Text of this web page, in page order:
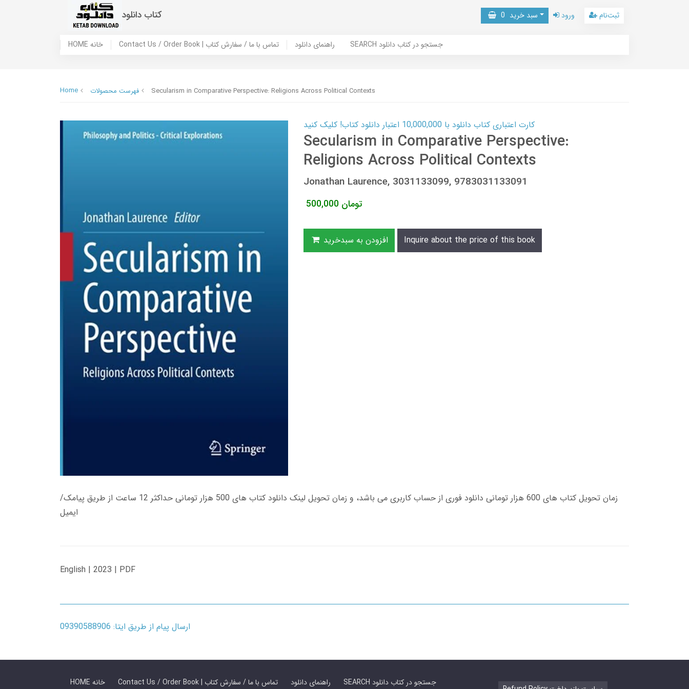
کتاب دانلود سبد خرید 0 ورود ثبت‌نام
HOME خانه Contact Us / Order Book | تماس با ما / سفارش کتاب راهنمای دانلود SEARCH جستجو در کتاب دانلود
Home فهرست محصولات Secularism in Comparative Perspective: Religions Across Political Contexts
کارت اعتباری کتاب دانلود با 10,000,000 اعتبار دانلود کتاب! کلیک کنید
Secularism in Comparative Perspective:
Religions Across Political Contexts
Jonathan Laurence, 3031133099, 9783031133091
500,000 تومان
افزودن به سبدخرید Inquire about the price of this book
زمان تحویل کتاب های 600 هزار تومانی دانلود فوری از حساب کاربری می باشد، و زمان تحویل لینک دانلود کتاب های 500 هزار تومانی حداکثر 12 ساعت از طریق پیامک/
ایمیل
English | 2023 | PDF
ارسال پیام از طریق ایتا: 09390588906
HOME خانه Contact Us / Order Book | تماس با ما / سفارش کتاب راهنمای دانلود SEARCH جستجو در کتاب دانلود